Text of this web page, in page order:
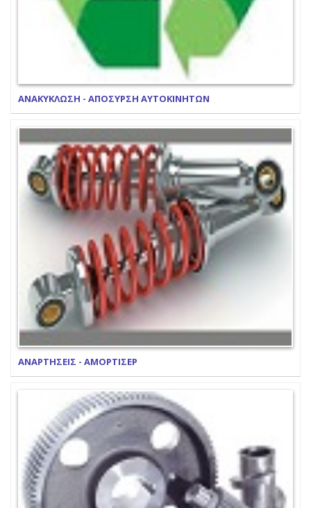
ΑΝΑΚΥΚΛΩΣΗ - ΑΠΟΣΥΡΣΗ ΑΥΤΟΚΙΝΗΤΩΝ
ΑΝΑΡΤΗΣΕΙΣ - ΑΜΟΡΤΙΣΕΡ